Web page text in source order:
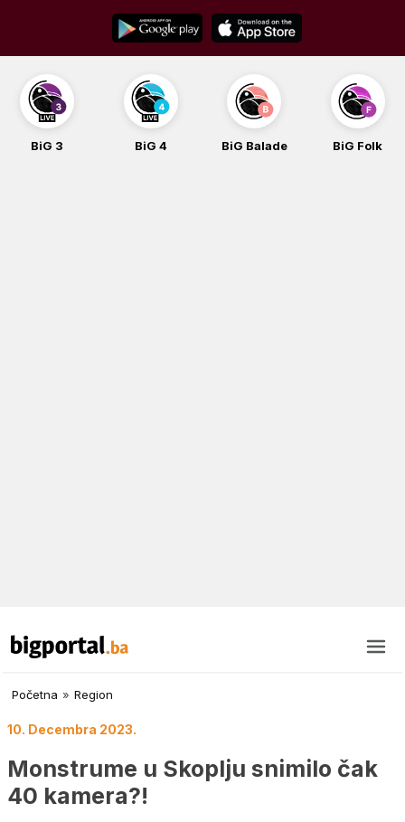
content
BiG 3 BiG 4 BiG Balade BiG Folk
Početna » Region
10. Decembra 2023.
Monstrume u Skoplju snimilo čak
40 kamera?!